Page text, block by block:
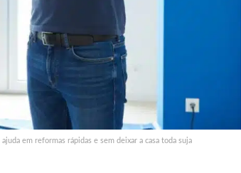
em reformas rápidas e sem deixar a casa toda suja